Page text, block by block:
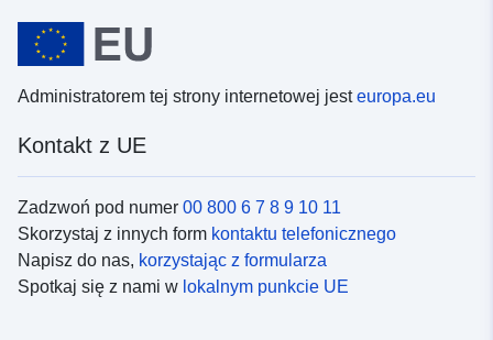
Administratorem tej strony internetowej jesteuropa.eu
Kontakt z UE
Zadzwoń pod numer 00 800 6 7 8 9 10 11
Skorzystaj z innych form kontaktu telefonicznego
Napisz do nas, korzystając z formularza
Spotkaj się z nami w lokalnym punkcie UE